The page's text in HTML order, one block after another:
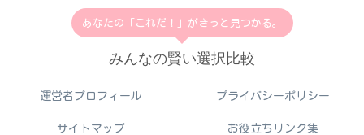
あなたの「これだ！」がきっと見つかる。
みんなの賢い選択比較
運営者プロフィール プライバシーポリシー
サイトマップ お役立ちリンク集